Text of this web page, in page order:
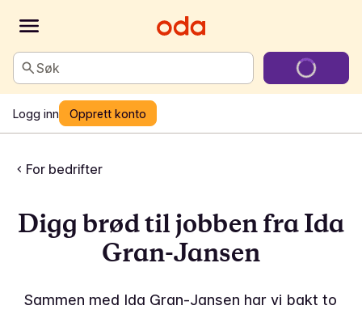
Søk
Logg inn Opprett konto
For bedrifter
Digg brød til jobben fra Ida
Gran-Jansen
Sammen med Ida Gran-Jansen har vi bakt to